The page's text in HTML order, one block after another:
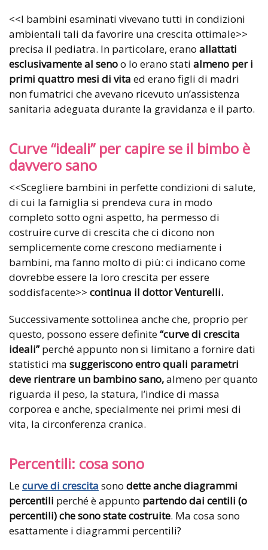
<<I bambini esaminati vivevano tutti in condizioni
ambientali tali da favorire una crescita ottimale>>
precisa il pediatra. In particolare, erano allattati
esclusivamente al senoo lo erano stati almeno per i
primi quattro mesi di vita ed erano figli di madri
non fumatrici che avevano ricevuto un’assistenza
sanitaria adeguata durante la gravidanza e il parto.
Curve “ideali” per capire se il bimbo è
davvero sano
<<Scegliere bambini in perfette condizioni di salute,
di cui la famiglia si prendeva cura in modo
completo sotto ogni aspetto, ha permesso di
costruire curve di crescita che ci dicono non
semplicemente come crescono mediamente i
bambini, ma fanno molto di più: ci indicano come
dovrebbe essere la loro crescita per essere
soddisfacente>> continua il dottor Venturelli.
Successivamente sottolinea anche che, proprio per
questo, possono essere definite“curve di crescita
ideali”perché appunto non si limitano a fornire dati
statistici ma suggeriscono entro quali parametri
deve rientrare un bambino sano,almeno per quanto
riguarda il peso, la statura, l’indice di massa
corporea e anche, specialmente nei primi mesi di
vita, la circonferenza cranica.
Percentili: cosa sono
Lecurve di crescita sono dette anche diagrammi
percentili perché è appunto partendo dai centili (o
percentili) che sono state costruite. Ma cosa sono
esattamente i diagrammi percentili?